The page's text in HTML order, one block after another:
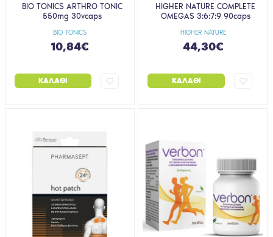
BIO TONICS
BIO TONICS ARTHRO TONIC
550mg 30vcaps
10,84€
ΚΑΛΆΘΙ
HIGHER NATURE
HIGHER NATURE COMPLETE
OMEGAS 3:6:7:9 90caps
44,30€
ΚΑΛΆΘΙ